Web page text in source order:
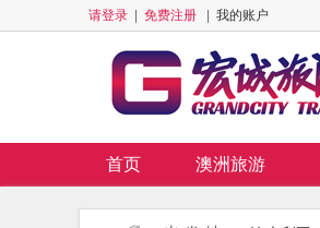
请登录 免费注册 我的账户
首页 澳洲旅游